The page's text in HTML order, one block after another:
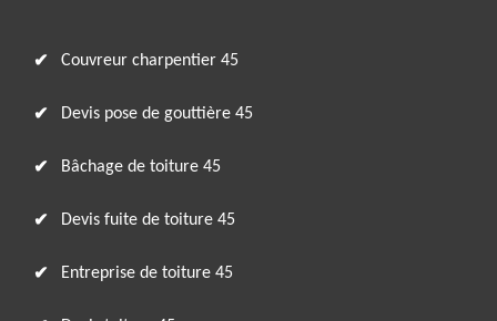
Couvreur charpentier 45
Devis pose de gouttière 45
Bâchage de toiture 45
Devis fuite de toiture 45
Entreprise de toiture 45